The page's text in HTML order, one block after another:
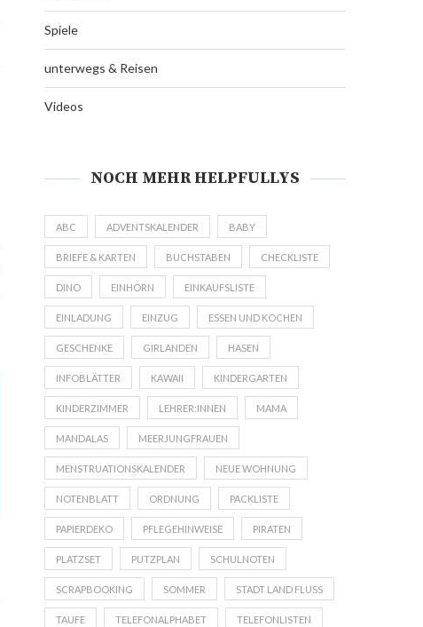
Spiele
unterwegs & Reisen
Videos
NOCH MEHR HELPFULLYS
ABC ADVENTSKALENDER BABY
BRIEFE & KARTEN BUCHSTABEN CHECKLISTE
DINO EINHORN EINKAUFSLISTE
EINLADUNG EINZUG ESSEN UND KOCHEN
GESCHENKE GIRLANDEN HASEN
INFOBLÄTTER KAWAII KINDERGARTEN
KINDERZIMMER LEHRER:INNEN MAMA
MANDALAS MEERJUNGFRAUEN
MENSTRUATIONSKALENDER NEUE WOHNUNG
NOTENBLATT ORDNUNG PACKLISTE
PAPIERDEKO PFLEGEHINWEISE PIRATEN
PLATZSET PUTZPLAN SCHULNOTEN
SCRAPBOOKING SOMMER STADT LAND FLUSS
TAUFE TELEFONALPHABET TELEFONLISTEN